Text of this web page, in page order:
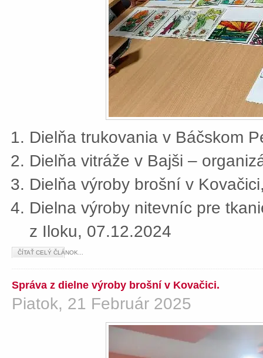
Dielňa trukovania v Báčskom
Dielňa vitráže v Bajši –
Dielňa výroby brošní v
Dielna výroby nitevníc pre
z Iloku, 07.12.2024
ČÍTAŤ CELÝ ČLÁNOK...
Správa z dielne výroby brošní v Kovačici.
Piatok, 21 Február 2025